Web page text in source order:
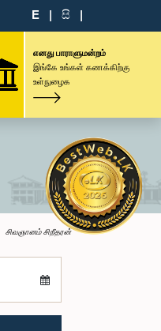
E | සි |
எனது பாராளுமன்றம்
இங்கே உங்கள் கணக்கிற்கு
உள்நுழைக
சிவஞானம் சிறீதரன்